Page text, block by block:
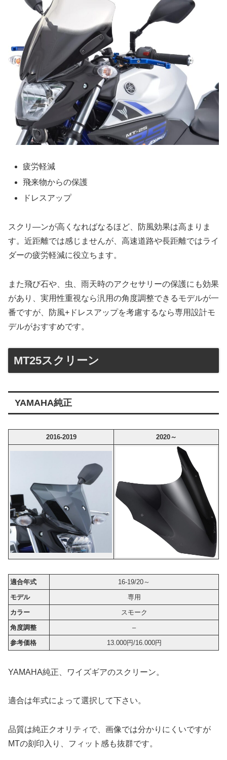
疲労軽減
飛来物からの保護
ドレスアップ
スクリ―ンが高くなればなるほど、防風効果は高まりま
す。近距離では感じませんが、高速道路や長距離ではライ
ダーの疲労軽減に役立ちます。
また飛び石や、虫、雨天時のアクセサリーの保護にも効果
があり、実用性重視なら汎用の角度調整できるモデルが一
番ですが、防風+ドレスアップを考慮するなら専用設計モ
デルがおすすめです。
MT25スクリーン
YAMAHA純正
2016-2019 2020～
適合年式
16-19/20～
モデル
専用
カラー
スモーク
角度調整
–
参考価格
13.000円/16.000円
YAMAHA純正、ワイズギアのスクリーン。
適合は年式によって選択して下さい。
品質は純正クオリティで、画像では分かりにくいですが
MTの刻印入り、フィット感も抜群です。